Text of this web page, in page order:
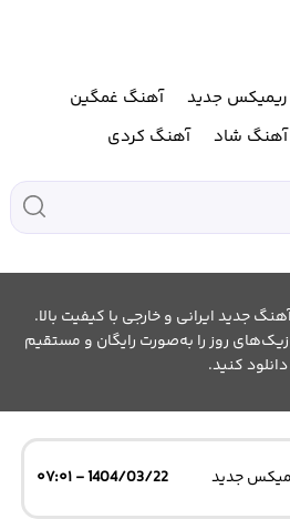
ریمیکس جدید
آهنگ غمگین
آهنگ شاد آهنگ کردی
جدید ایرانی و خارجی با کیفیت بالا.
روز را به‌صورت رایگان و مستقیم
دانلود کنید.
جدید 1404/03/22 - ۰۷:۰۱